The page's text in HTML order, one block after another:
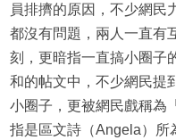
員排擠的原因，不少網民
都沒有問題，兩人一直有
刻，更暗指一直搞小圈子
和的帖文中，不少網民提
小圈子，更被網民戲稱為
指是區文詩（Angela）所